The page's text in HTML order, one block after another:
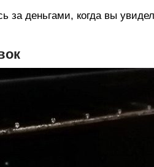
за деньгами, когда вы